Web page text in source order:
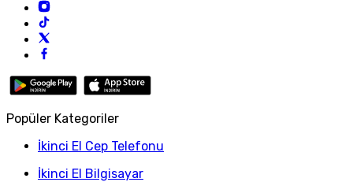
Popüler Kategoriler
İkinci El Cep Telefonu
İkinci El Bilgisayar